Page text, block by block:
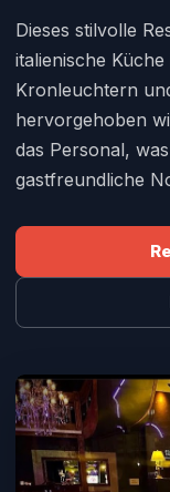
Dieses stilvolle
italienische
Kronleuchtern
hervorgehoben
das Personal,
gastfreundliche